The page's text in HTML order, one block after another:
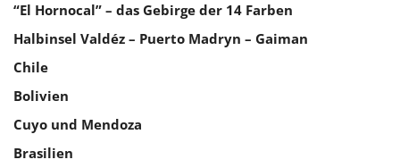
“El Hornocal” – das Gebirge der 14 Farben
Halbinsel Valdéz – Puerto Madryn – Gaiman
Chile
Bolivien
Cuyo und Mendoza
Brasilien